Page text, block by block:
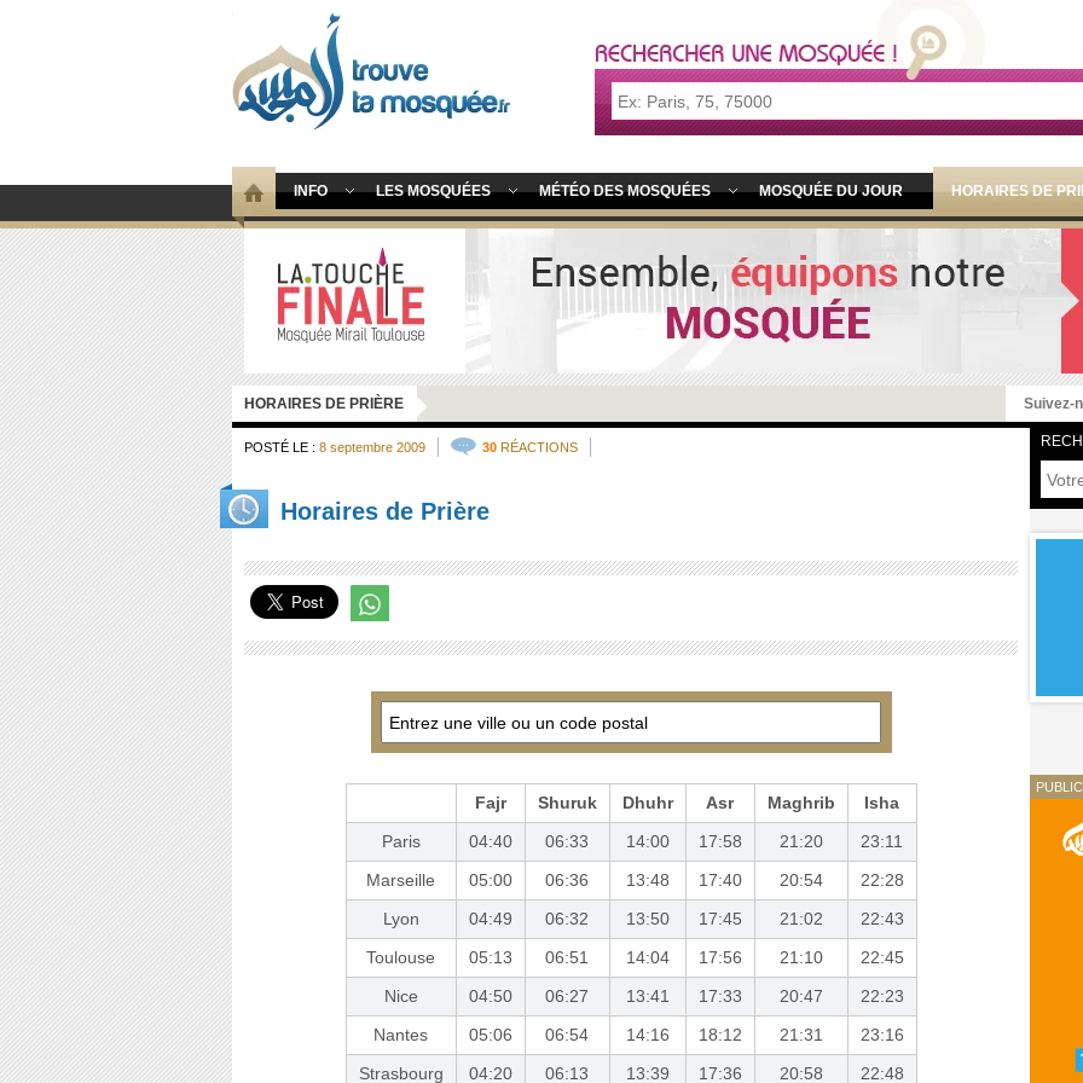
INFO LES MOSQUÉES MÉTÉO DES MOSQUÉES MOSQUÉE DU JOUR HORAIRES DE
HORAIRES DE PRIÈRE Suivez-
POSTÉ LE : 8 septembre 2009 30 RÉACTIONS
Horaires de Prière
Fajr Shuruk Dhuhr Asr Maghrib
Isha
Paris
04:40 06:33 14:00 17:58 21:20
23:11
Marseille
05:00 06:36 13:48 17:40 20:54
22:28
Lyon
04:49 06:32 13:50 17:45 21:02
22:43
Toulouse
05:13 06:51 14:04 17:56 21:10
22:45
Nice
04:50 06:27 13:41 17:33 20:47
22:23
Nantes
05:06 06:54 14:16 18:12 21:31
23:16
Strasbourg
04:20 06:13 13:39 17:36 20:58 22:48